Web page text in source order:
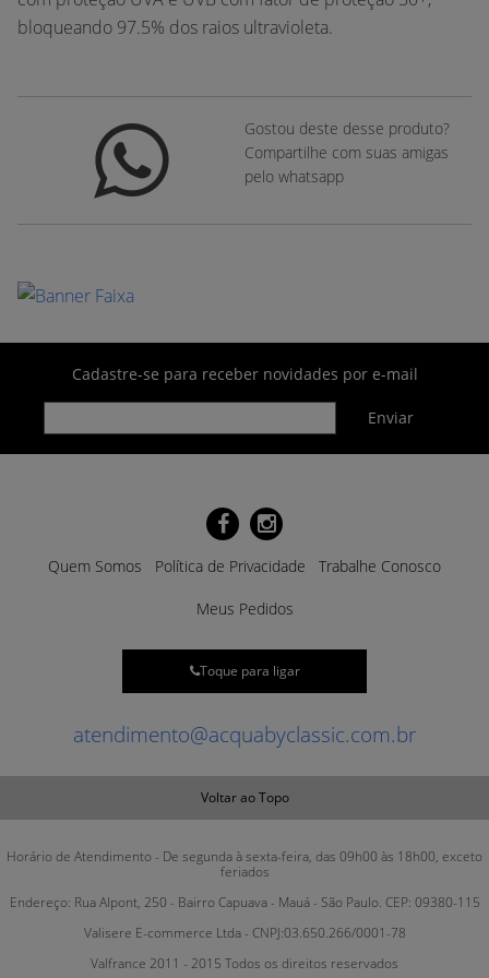
bloqueando 97.5% dos raios ultravioleta.
Gostou deste desse produto?
Compartilhe com suas amigas
pelo whatsapp
Cadastre-se para receber novidades por e-mail
Quem Somos Política de Privacidade Trabalhe Conosco
Meus Pedidos
Toque para ligar
atendimento@acquabyclassic.com.br
Voltar ao Topo
Horário de Atendimento - De segunda à sexta-feira, das 09h00 às 18h00, exceto
feriados
Endereço: Rua Alpont, 250 - Bairro Capuava - Mauá - São Paulo. CEP: 09380-115
Valisere E-commerce Ltda - CNPJ:03.650.266/0001-78
Valfrance 2011 - 2015 Todos os direitos reservados